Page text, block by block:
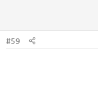
#59